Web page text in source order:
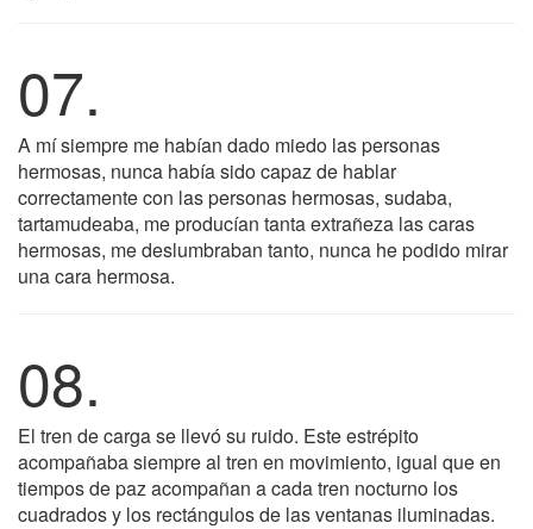
07.
A mí siempre me habían dado miedo las personas
hermosas, nunca había sido capaz de hablar
correctamente con las personas hermosas, sudaba,
tartamudeaba, me producían tanta extrañeza las caras
hermosas, me deslumbraban tanto, nunca he podido mirar
una cara hermosa.
08.
El tren de carga se llevó su ruido. Este estrépito
acompañaba siempre al tren en movimiento, igual que en
tiempos de paz acompañan a cada tren nocturno los
cuadrados y los rectángulos de las ventanas iluminadas.